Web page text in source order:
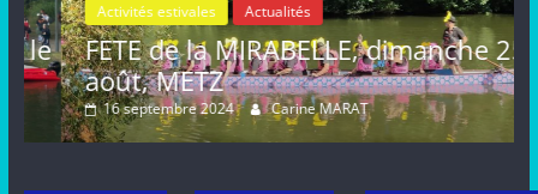
Activités estivales Actualités
FETE de la MIRABELLE, dimanche 25
août, METZ
16 septembre 2024 Carine MARAT